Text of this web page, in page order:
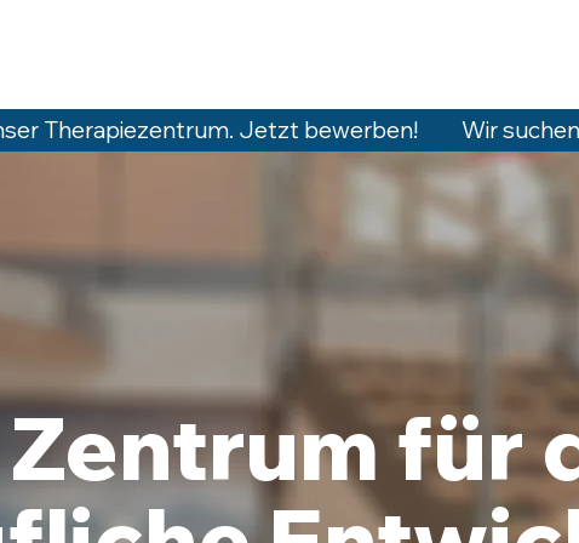
Therapiezentrum. Jetzt bewerben!
Zentrum für